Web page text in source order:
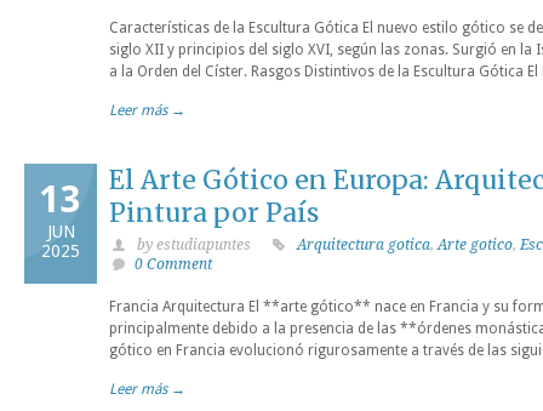
Características de la Escultura Gótica El nuevo estilo gótico se
siglo XII y principios del siglo XVI, según las zonas. Surgió en la
a la Orden del Císter. Rasgos Distintivos de la Escultura Gótica El
Leer más →
13
JUN
2025
El Arte Gótico en Europa:
Pintura por País
by estudiapuntes Arquitectura gotica,Arte gotico,
0 Comment
Francia Arquitectura El **arte gótico** nace en Francia y su
principalmente debido a la presencia de las **órdenes
gótico en Francia evolucionó rigurosamente a través de las
Leer más →